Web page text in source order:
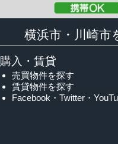
横浜市・川崎市
購入・賃貸
売買物件を探す
賃貸物件を探す
Facebook・Twitter・